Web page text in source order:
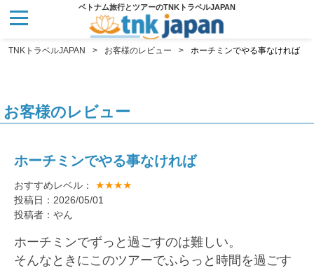
ベトナム旅行とツアーのTNKトラベルJAPAN
TNKトラベルJAPAN お客様のレビュー ホーチミンでやる事なければ
お客様のレビュー
ホーチミンでやる事なければ
おすすめレベル： ★★★★
投稿日：2026/05/01
投稿者：やん
ホーチミンでずっと過ごすのは難しい。
そんなときにこのツアーでふらっと時間を過ごす